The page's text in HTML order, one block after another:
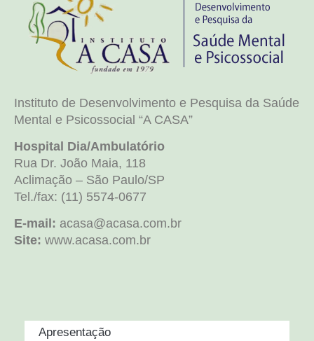
Instituto de Desenvolvimento e Pesquisa da Saúde
Mental e Psicossocial “A CASA”
Hospital Dia/Ambulatório
Rua Dr. João Maia, 118
Aclimação – São Paulo/SP
Tel./fax: (11) 5574-0677
E-mail: acasa@acasa.com.br
Site: www.acasa.com.br
Apresentação